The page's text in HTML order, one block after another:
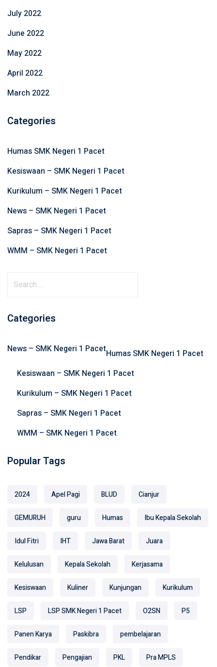
July 2022
June 2022
May 2022
April 2022
March 2022
Categories
Humas SMK Negeri 1 Pacet
Kesiswaan – SMK Negeri 1 Pacet
Kurikulum – SMK Negeri 1 Pacet
News – SMK Negeri 1 Pacet
Sapras – SMK Negeri 1 Pacet
WMM – SMK Negeri 1 Pacet
r
f
Categories
News – SMK Negeri 1 PacetHumas SMK Negeri 1 Pacet
Kesiswaan – SMK Negeri 1 Pacet
Kurikulum – SMK Negeri 1 Pacet
Sapras – SMK Negeri 1 Pacet
WMM – SMK Negeri 1 Pacet
Popular Tags
2024 Apel Pagi BLUD Cianjur
GEMURUH guru Humas Ibu Kepala Sekolah
Idul Fitri IHT Jawa Barat Juara
Kelulusan Kepala Sekolah Kerjasama
Kesiswaan Kuliner Kunjungan Kurikulum
LSP LSP SMK Negeri 1 Pacet O2SN P5
Panen Karya Paskibra pembelajaran
Pendikar Pengajian PKL Pra MPLS